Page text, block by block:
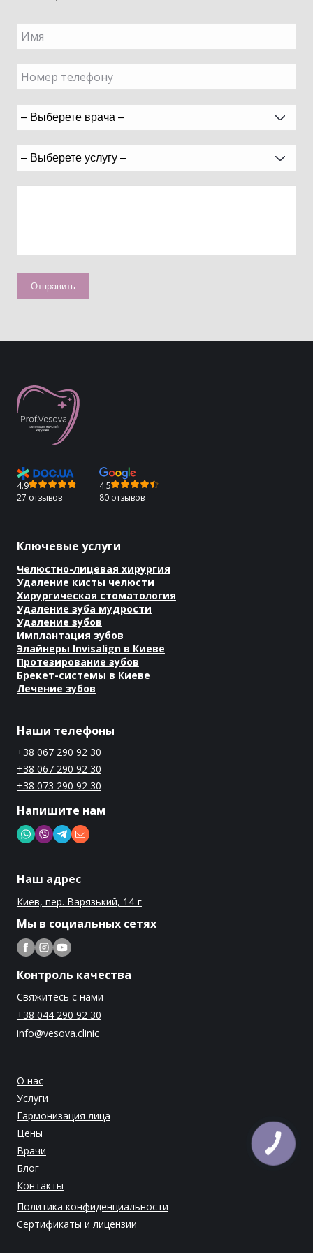
4.9
27 отзывов
4.5
80 отзывов
Ключевые услуги
Челюстно-лицевая хирургия
Удаление кисты челюсти
Хирургическая стоматология
Удаление зуба мудрости
Удаление зубов
Имплантация зубов
Элайнеры Invisalign в Киеве
Протезирование зубов
Брекет-системы в Киеве
Лечение зубов
Наши телефоны
+38 067 290 92 30
+38 067 290 92 30
+38 073 290 92 30
Напишите нам
Наш адрес
Киев, пер. Варязький, 14-г
Мы в социальных сетях
Контроль качества
Свяжитесь с нами
+38 044 290 92 30
info@vesova.clinic
О нас
Услуги
Гармонизация лица
Цены
Врачи
Блог
Контакты
Политика конфиденциальности
Сертификаты и лицензии